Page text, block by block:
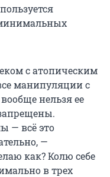
с атопическим
манипуляции с
нельзя ее
— всё это
—
как? Колю себе
в трех